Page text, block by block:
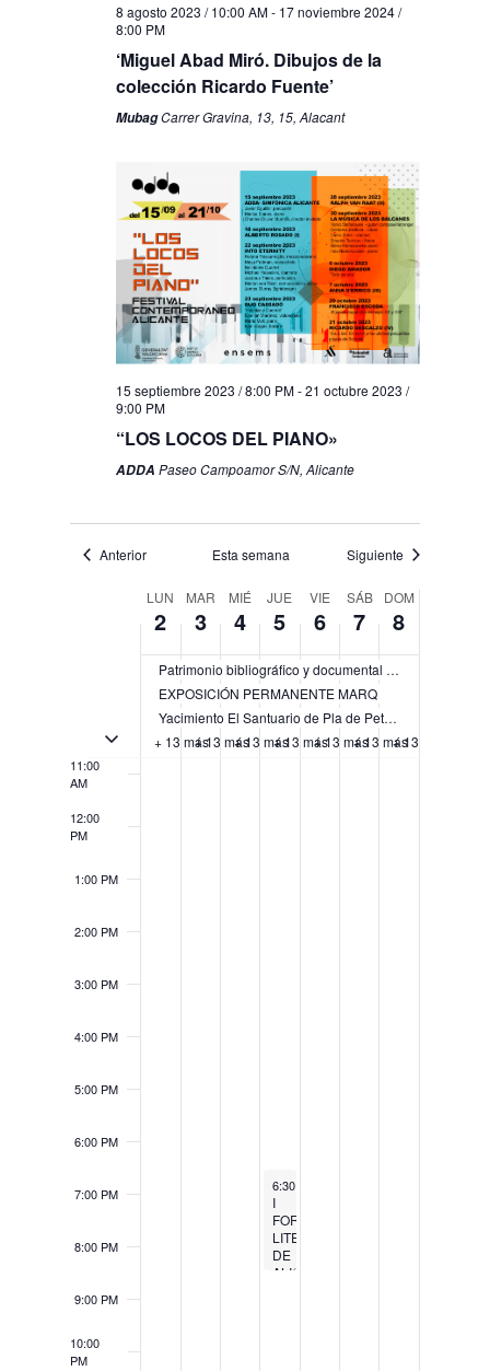
8 agosto 2023 / 10:00 AM- 17 noviembre 2024 /
8:00 PM
‘Miguel Abad Miró. Dibujos de la
colección Ricardo Fuente’
MubagCarrer Gravina, 13, 15, Alacant
15 septiembre 2023 / 8:00 PM-21 octubre 2023 /
9:00 PM
“LOS LOCOS DEL PIANO»
ADDAPaseo Campoamor S/N, Alicante
Anterior Esta semana Siguiente
Semana
LUN
2
MAR
3
MIÉ
4
JUE
5
VIE
6
SÁB
7
DOM
8
Activar/Desactivar eventos de múltiples días
Patrimonio bibliográfico y documental del Instituto Alicantino de Cultura Juan Gil-Albert (IAC)
EXPOSICIÓN PERMANENTE MARQ
Yacimiento El Santuario de Pla de Petracos
+ 13 más+ 13 más+ 13 más+ 13 más+ 13 más+ 13 más+ 13 más
4:00 AM
7:00 AM
11:00
AM
12:00
PM
1:00 PM
2:00 PM
3:00 PM
4:00 PM
5:00 PM
6:00 PM
7:00 PM
8:00 PM
9:00 PM
10:00
PM
lunes,
octubre
2,
2023
No
on
this
day.
martes,
octubre
3,
2023
No
on
day.
miércoles,
octubre
2023
No
events
day.
jueves,
octubre
5,
2023
October 5, 2023
6:30 PM
I
FORO
LITERARIO
DE
ALICANTE.
viernes,
octubre
6,
2023
No
events
on
this
day.
sábado,
octubre
7,
2023
No
events
on
this
day.
domingo,
octubre
2023
No
events
day.